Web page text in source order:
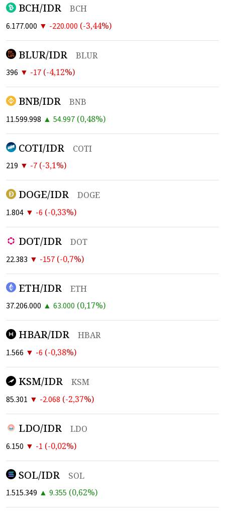
BCH/IDR
BCH
6.177.000 ▼ -220.000 (-3,44%)
BLUR/IDR
BLUR
396 ▼ -17 (-4,12%)
BNB/IDR
BNB
11.599.998 ▲ 54.997 (0,48%)
COTI/IDR
COTI
219 ▼ -7 (-3,1%)
DOGE/IDR
DOGE
1.804 ▼ -6 (-0,33%)
DOT/IDR
DOT
22.383 ▼ -157 (-0,7%)
ETH/IDR
ETH
37.206.000 ▲ 63.000 (0,17%)
HBAR/IDR
HBAR
1.566 ▼ -6 (-0,38%)
KSM/IDR
KSM
85.301 ▼ -2.068 (-2,37%)
LDO/IDR
LDO
6.150 ▼ -1 (-0,02%)
SOL/IDR
SOL
1.515.349 ▲ 9.355 (0,62%)